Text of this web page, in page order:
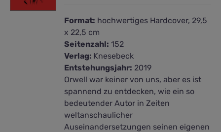
Format: hochwertiges Hardcover, 29,5
x 22,5 cm
Seitenzahl: 152
Verlag: Knesebeck
Entstehungsjahr: 2019
Orwell war keiner von uns, aber es ist
spannend zu entdecken, wie ein so
bedeutender Autor in Zeiten
weltanschaulicher
Auseinandersetzungen seinen eigenen